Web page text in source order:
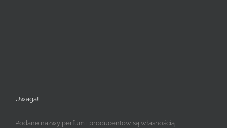
Uwaga!
Podane nazwy perfum i producentów są własnością